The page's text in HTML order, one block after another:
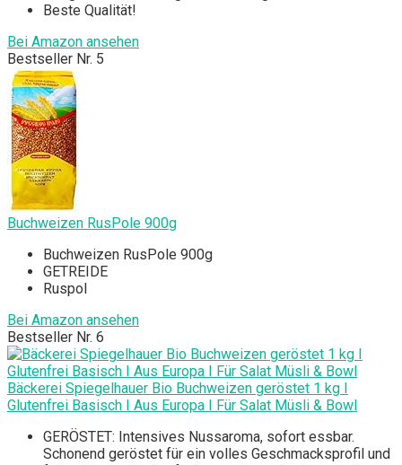
Beste Qualität!
Bei Amazon ansehen
Bestseller Nr. 5
Buchweizen RusPole 900g
Buchweizen RusPole 900g
GETREIDE
Ruspol
Bei Amazon ansehen
Bestseller Nr. 6
Bäckerei Spiegelhauer Bio Buchweizen geröstet 1 kg I
Glutenfrei Basisch I Aus Europa I Für Salat Müsli & Bowl
GERÖSTET: Intensives Nussaroma, sofort essbar.
Schonend geröstet für ein volles Geschmacksprofil und